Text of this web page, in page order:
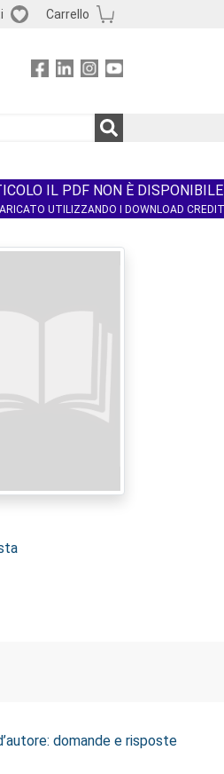
Carrello
IL PDF NON È DISPONIBILE
UTILIZZANDO I DOWNLOAD CREDIT
domande e risposte